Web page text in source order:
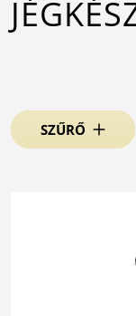
SZŰRŐ